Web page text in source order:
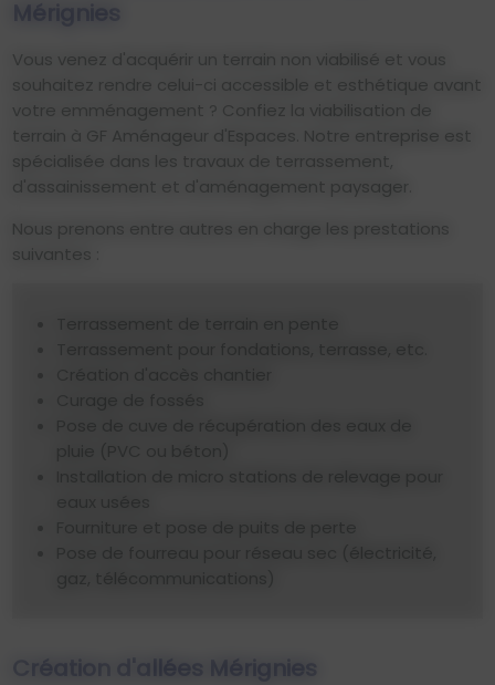
Vous venez d'acquérir un terrain non viabilisé et vous
souhaitez rendre celui-ci accessible et esthétique avant
votre emménagement ? Confiez la viabilisation de
terrain à GF Aménageur d'Espaces. Notre entreprise est
spécialisée dans les travaux de terrassement,
d'assainissement et d'aménagement paysager.
Nous prenons entre autres en charge les prestations
suivantes :
Création d'allées Mérignies